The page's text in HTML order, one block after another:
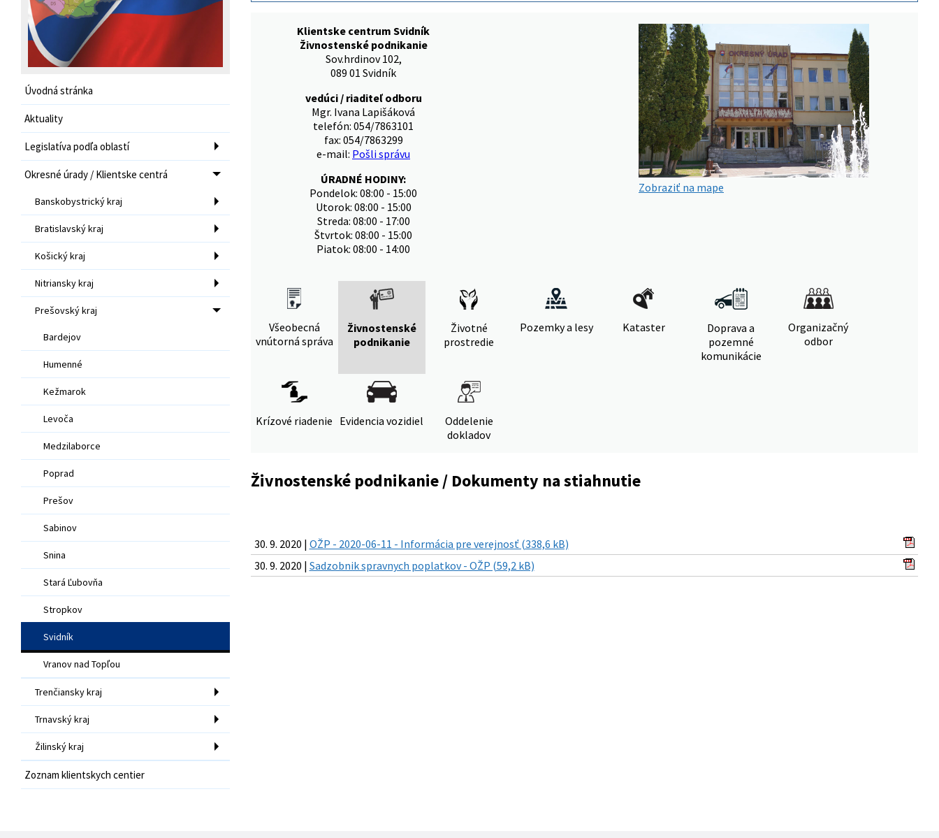
Úvodná stránka
Aktuality
Legislatíva podľa oblastí
Okresné úrady / Klientske centrá
Banskobystrický kraj
Bratislavský kraj
Košický kraj
Nitriansky kraj
Prešovský kraj
Bardejov
Humenné
Kežmarok
Levoča
Medzilaborce
Poprad
Prešov
Sabinov
Snina
Stará Ľubovňa
Stropkov
Svidník
Vranov nad Topľou
Trenčiansky kraj
Trnavský kraj
Žilinský kraj
Zoznam klientskych centier
Klientske centrum Svidník
Živnostenské podnikanie
Sov.hrdinov 102,
089 01 Svidník
vedúci / riaditeľ odboru
Mgr. Ivana Lapišáková
telefón: 054/7863101
fax: 054/7863299
e-mail: Pošli správu
ÚRADNÉ HODINY:
Pondelok: 08:00 - 15:00
Utorok: 08:00 - 15:00
Streda: 08:00 - 17:00
Štvrtok: 08:00 - 15:00
Piatok: 08:00 - 14:00
Zobraziť na mape
Všeobecná
vnútorná správa
Živnostenské
podnikanie
Životné
prostredie
Pozemky a lesy Kataster
Doprava a
pozemné
komunikácie
Organizačný
odbor
Krízové riadenie Evidencia vozidiel
Oddelenie
dokladov
Živnostenské podnikanie / Dokumenty na stiahnutie
30. 9. 2020 | OŽP - 2020-06-11 - Informácia pre verejnosť (338,6 kB)
30. 9. 2020 | Sadzobnik spravnych poplatkov - OŽP (59,2 kB)